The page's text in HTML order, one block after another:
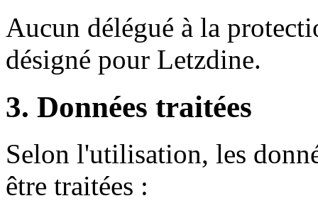
Aucun délégué à la
désigné pour Letzdine.
3. Données traitées
Selon l'utilisation, les
être traitées :